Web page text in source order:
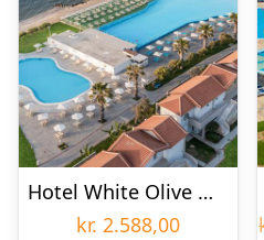
Hotel White Olive Marine Aquapark
kr. 2.588,00